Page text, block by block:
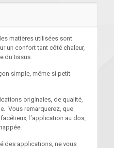
matières utilisées sont
un confort tant côté chaleur,
du tissus.
simple, même si petit
originales, de qualité,
Vous remarquerez, que
l’application au dos,
des applications, ne vous